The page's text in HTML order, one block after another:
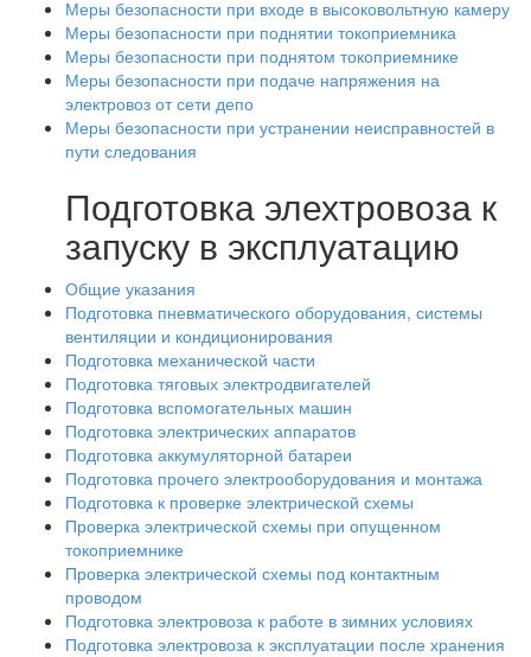
Меры безопасности при входе в высоковольтную камеру
Меры безопасности при поднятии токоприемника
Меры безопасности при поднятом токоприемнике
Меры безопасности при подаче напряжения на
электровоз от сети депо
Меры безопасности при устранении неисправностей в
пути следования
Подготовка элехтровоза к
запуску в эксплуатацию
Общие указания
Подготовка пневматического оборудования, системы
вентиляции и кондиционирования
Подготовка механической части
Подготовка тяговых электродвигателей
Подготовка вспомогательных машин
Подготовка электрических аппаратов
Подготовка аккумуляторной батареи
Подготовка прочего электрооборудования и монтажа
Подготовка к проверке электрической схемы
Проверка электрической схемы при опущенном
токоприемнике
Проверка электрической схемы под контактным
проводом
Подготовка электровоза к работе в зимних условиях
Подготовка электровоза к эксплуатации после хранения